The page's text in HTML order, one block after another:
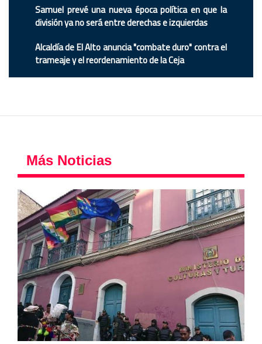
Samuel prevé una nueva época política en que la
división ya no será entre derechas e izquierdas
Alcaldía de El Alto anuncia "combate duro" contra el
trameaje y el reordenamiento de la Ceja
Más Noticias